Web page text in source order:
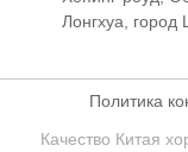
Лонгхуа, город
Политика
Качество Китая